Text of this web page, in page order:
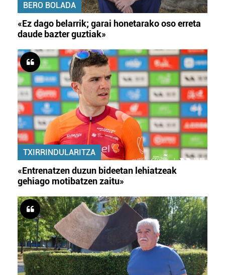
BERO BOLADA
«Ez dago belarrik; garai honetarako oso erreta
daude bazter guztiak»
TXIRRINDULARITZA
«Entrenatzen duzun bideetan lehiatzeak
gehiago motibatzen zaitu»